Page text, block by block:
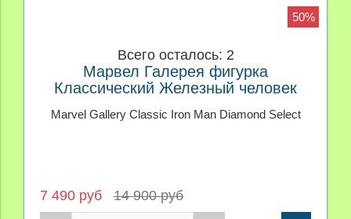
50%
Всего осталось: 2
Марвел Галерея фигурка
Классический Железный человек
Marvel Gallery Classic Iron Man Diamond Select
7 490 руб 14 900 руб